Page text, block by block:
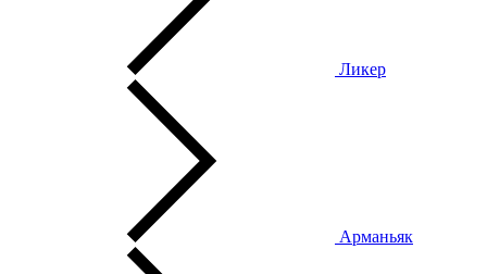
Ликер
Арманьяк